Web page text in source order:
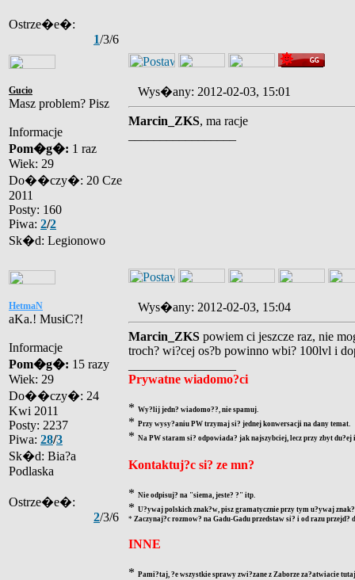
Ostrze�e�:
1/3/6
Gucio
Masz problem? Pisz
Informacje
Pom�g�: 1 raz
Wiek: 29
Do��czy�: 20 Cze
2011
Posty: 160
Piwa: 2/2
Sk�d: Legionowo
Wys�any: 2012-02-03, 15:01
Marcin_ZKS, ma racje
HetmaN
aKa.! MusiC?!
Informacje
Pom�g�: 15 razy
Wiek: 29
Do��czy�: 24
Kwi 2011
Posty: 2237
Piwa: 28/3
Sk�d: Bia?a
Podlaska
Ostrze�e�:
2/3/6
Wys�any: 2012-02-03, 15:04
Marcin_ZKS powiem ci jeszcze raz, nie
troch? wi?cej os?b powinno wbi? 100lvl i
Prywatne wiadomo?ci
* Wy?lij jedn? wiadomo??, nie spamuj.
* Przy wysy?aniu PW trzymaj si? jednej konwersacji na dany temat.
* Na PW staram si? odpowiada? jak najszybciej, lecz przy zbyt
Kontaktuj?c si? ze mn?
* Nie odpisuj? na "siema, jeste? ?" itp.
* U?ywaj polskich znak?w, pisz gramatycznie przy tym u?ywaj
* Zaczynaj?c rozmow? na Gadu-Gadu przedstaw si? i od razu przejd?
INNE
* Pami?taj, ?e wszystkie sprawy zwi?zane z Zaborze za?atwiacie